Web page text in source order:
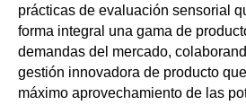
prácticas de evaluación sensorial
forma integral una gama de
demandas del mercado,
gestión innovadora de producto
máximo aprovechamiento de las